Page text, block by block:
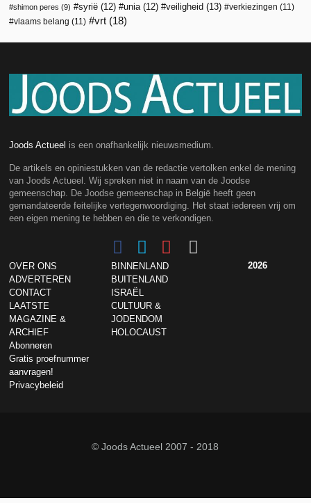
shimon peres (9) syrië (12) unia (12) veiligheid (13) verkiezingen (11)
vlaams belang (11) vrt (18)
Joods Actueel is een onafhankelijk nieuwsmedium.
De artikels en opiniestukken van de redactie vertolken enkel de mening
van Joods Actueel. Wij spreken niet in naam van de Joodse
gemeenschap. De Joodse gemeenschap in België heeft geen
gemandateerde feitelijke vertegenwoordiging. Het staat iedereen vrij om
een eigen mening te hebben en die te verkondigen.
OVER ONS
ADVERTEREN
CONTACT
LAATSTE
MAGAZINE &
ARCHIEF
Abonneren
Gratis proefnummer
aanvragen!
Privacybeleid
BINNENLAND
BUITENLAND
ISRAËL
CULTUUR &
JODENDOM
HOLOCAUST
2026
© Joods Actueel 2007 - 2018